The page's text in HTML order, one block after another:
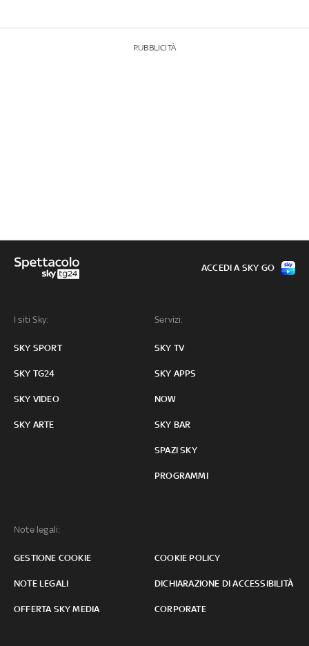
PUBBLICITÀ
I siti Sky:
SKY SPORT
SKY TG24
SKY VIDEO
SKY ARTE
Servizi:
SKY TV
SKY APPS
NOW
SKY BAR
SPAZI SKY
PROGRAMMI
Note legali:
GESTIONE COOKIE COOKIE POLICY
NOTE LEGALI DICHIARAZIONE DI ACCESSIBILITÀ
OFFERTA SKY MEDIA CORPORATE
ACCEDI A SKY GO